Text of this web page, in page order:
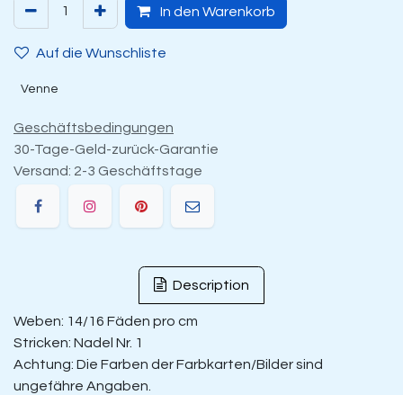
In den Warenkorb
Auf die Wunschliste
Venne
Geschäftsbedingungen
30-Tage-Geld-zurück-Garantie
Versand: 2-3 Geschäftstage
Description
Weben: 14/16 Fäden pro cm
Stricken: Nadel Nr. 1
Achtung: Die Farben der Farbkarten/Bilder sind
ungefähre Angaben.